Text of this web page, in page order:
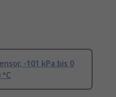
-101 kPa bis 0